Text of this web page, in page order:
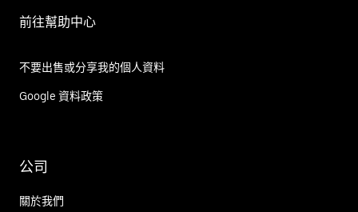
前往幫助中心
不要出售或分享我的個人資料
Google 資料政策
公司
關於我們